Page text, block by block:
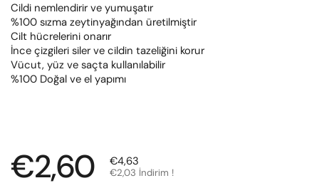
Cildi nemlendirir ve yumuşatır
%100 sızma zeytinyağından üretilmiştir
Cilt hücrelerini onarır
İnce çizgileri siler ve cildin tazeliğini korur
Vücut, yüz ve saçta kullanılabilir
%100 Doğal ve el yapımı
Normal fiyat
€2,60 Satış fiyatı
€4,63
€2,03 İndirim !